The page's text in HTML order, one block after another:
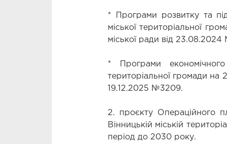
* Програми розвитку та
міської територіальної
міської ради від 23.08.2024
* Програми економічного
територіальної громади на
19.12.2025 №3209.
2. проєкту Операційного
Вінницькій міській
період до 2030 року.